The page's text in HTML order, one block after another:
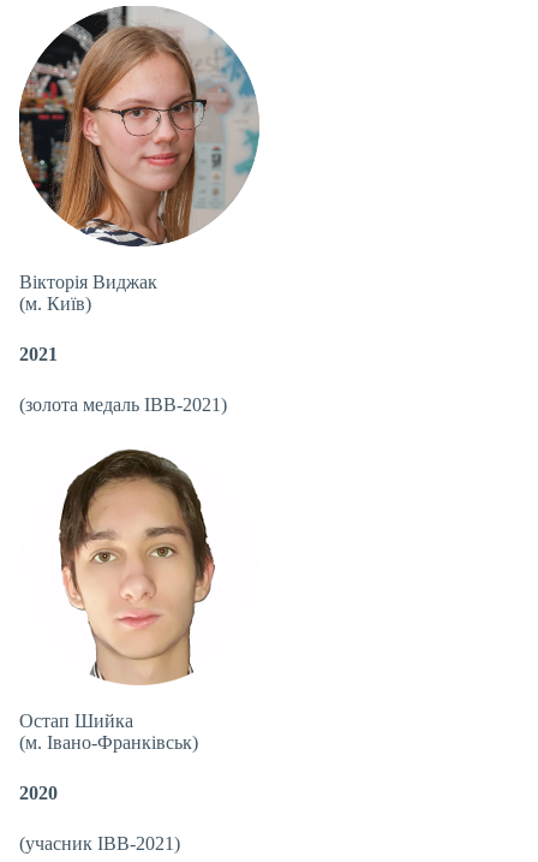
Вікторія Виджак
(м. Київ)
2021
(золота медаль IBB-2021)
Остап Шийка
(м. Івано-Франківськ)
2020
(учасник IBB-2021)